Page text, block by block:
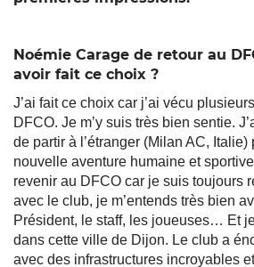
Noémie Carage de retour au
avoir fait ce choix ?
J’ai fait ce choix car j’ai vécu
DFCO. Je m’y suis très bien sentie.
de partir à l’étranger (Milan AC, Italie)
nouvelle aventure humaine et
revenir au DFCO car je suis toujours
avec le club, je m’entends très bien
Président, le staff, les joueuses… Et
dans cette ville de Dijon. Le club a
avec des infrastructures incroyables